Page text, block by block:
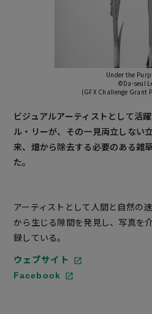
Under the
©Da-seul
(GFX Challenge Grant
ビジュアルアーティストとして活
ル・リーが、その一見両立しない
来、畑から除去する必要のある雑
た。
アーティストとして人間と自然の
から生じる隙間を発見し、写真を
録している。
ウェブサイト
Facebook